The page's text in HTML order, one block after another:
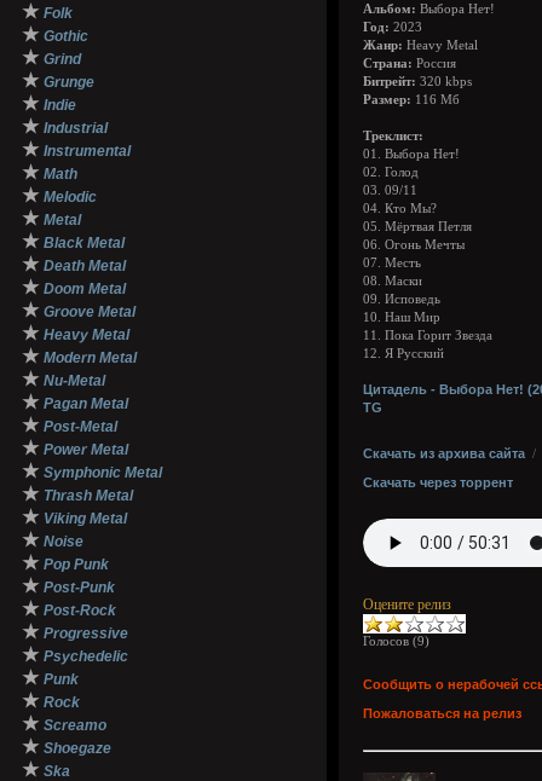
★ Folk
★ Gothic
★ Grind
★ Grunge
★ Indie
★ Industrial
★ Instrumental
★ Math
★ Melodic
★ Metal
★ Black Metal
★ Death Metal
★ Doom Metal
★ Groove Metal
★ Heavy Metal
★ Modern Metal
★ Nu-Metal
★ Pagan Metal
★ Post-Metal
★ Power Metal
★ Symphonic Metal
★ Thrash Metal
★ Viking Metal
★ Noise
★ Pop Punk
★ Post-Punk
★ Post-Rock
★ Progressive
★ Psychedelic
★ Punk
★ Rock
★ Screamo
★ Shoegaze
★ Ska
Альбом: Выбора Нет!
Год: 2023
Жанр: Heavy Metal
Страна: Россия
Битрейт: 320 kbps
Размер: 116 Мб
Треклист:
01. Выбора Нет!
02. Голод
03. 09/11
04. Кто Мы?
05. Мёртвая Петля
06. Огонь Мечты
07. Месть
08. Маски
09. Исповедь
10. Наш Мир
11. Пока Горит Звезда
12. Я Русский
Цитадель - Выбора Нет!
TG
Скачать из архива сайта /
Скачать через торрент
Оцените релиз
Голосов (9)
Сообщить о нерабочей
Пожаловаться на релиз